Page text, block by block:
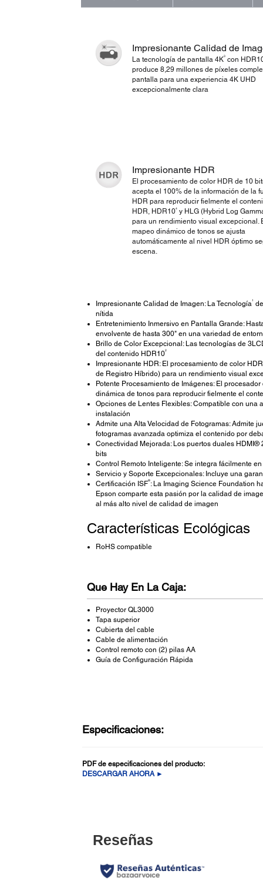
Impresionante Calidad de
La tecnología de pantalla 4K3 con
produce 8,29 millones de píxeles
pantalla para una experiencia 4K UHD
excepcionalmente clara
Impresionante HDR
El procesamiento de color HDR de 10
acepta el 100% de la información de la
HDR para reproducir fielmente el
HDR, HDR104 y HLG (Hybrid Log
para un rendimiento visual excepcional.
mapeo dinámico de tonos se ajusta
automáticamente al nivel HDR óptimo
escena.
Impresionante Calidad de Imagen: La Tecnología 1
nítida
Entretenimiento Inmersivo en Pantalla Grande:
envolvente de hasta 300" en una variedad de
Brillo de Color Excepcional: Las tecnologías de
del contenido HDR102
Impresionante HDR: El procesamiento de color
de Registro Híbrido) para un rendimiento visual
Potente Procesamiento de Imágenes: El
dinámica de tonos para reproducir fielmente el
Opciones de Lentes Flexibles: Compatible con
instalación
Admite una Alta Velocidad de Fotogramas: Admite
fotogramas avanzada optimiza el contenido por
Conectividad Mejorada: Los puertos duales HDMI®
bits
Control Remoto Inteligente: Se integra fácilmente
Servicio y Soporte Excepcionales: Incluye una
Certificación ISF®: La Imaging Science Foundation
Epson comparte esta pasión por la calidad de
al más alto nivel de calidad de imagen
Características Ecológicas
RoHS compatible
Que Hay En La Caja:
Proyector QL3000
Tapa superior
Cubierta del cable
Cable de alimentación
Control remoto con (2) pilas AA
Guía de Configuración Rápida
Especificaciones:
PDF de especificaciones del producto:
DESCARGAR AHORA ►